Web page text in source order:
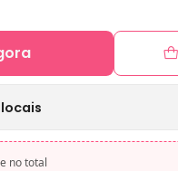
no total